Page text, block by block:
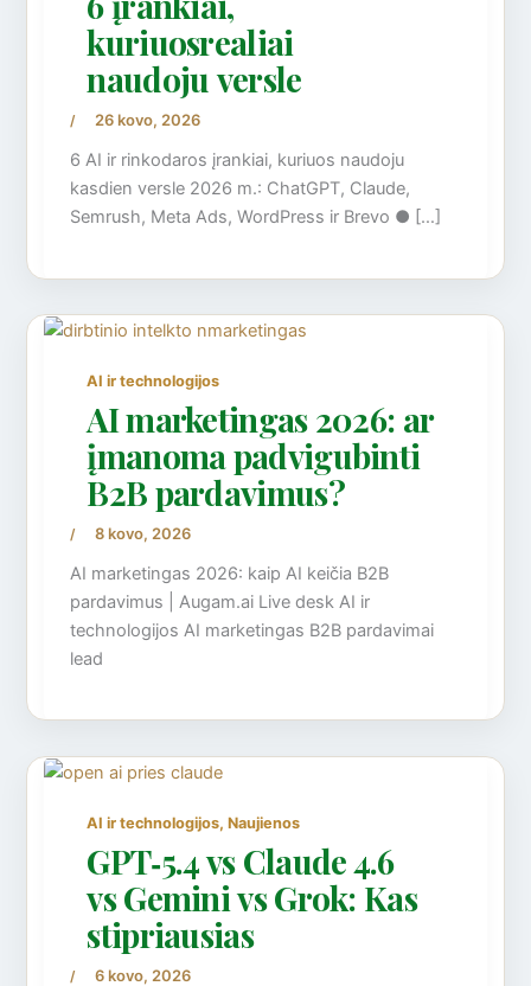
kuriuosrealiai
naudoju versle
/ 26 kovo, 2026
6 AI ir rinkodaros įrankiai, kuriuos naudoju
kasdien versle 2026 m.: ChatGPT, Claude,
Semrush, Meta Ads, WordPress ir Brevo ● […]
AI ir technologijos
AI marketingas 2026: ar
įmanoma padvigubinti
B2B pardavimus?
/ 8 kovo, 2026
AI marketingas 2026: kaip AI keičia B2B
pardavimus | Augam.ai Live desk AI ir
technologijos AI marketingas B2B pardavimai
lead
AI ir technologijos,Naujienos
GPT‑5.4 vs Claude 4.6
vs Gemini vs Grok: Kas
stipriausias
/ 6 kovo, 2026